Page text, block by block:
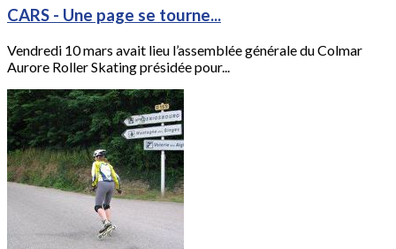
CARS - Une page se tourne...
Vendredi 10 mars avait lieu l’assemblée générale du Colmar
Aurore Roller Skating présidée pour...